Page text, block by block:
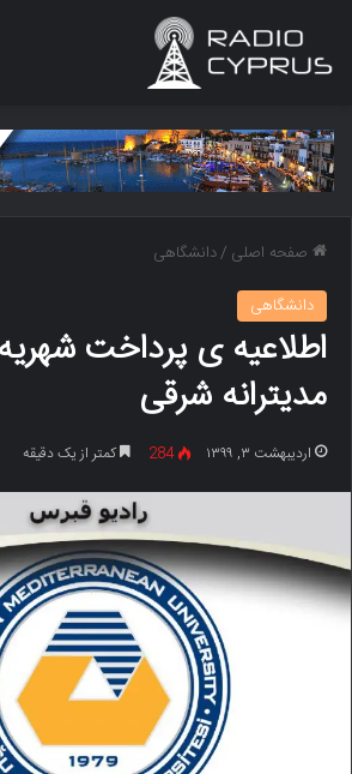
صفحه اصلی /دانشگاهی
دانشگاهی
اطلاعیه ی پرداخت
مدیترانه شرقی
اردیبهشت ۳, ۱۳۹۹ 284 کمتر از یک دقیقه